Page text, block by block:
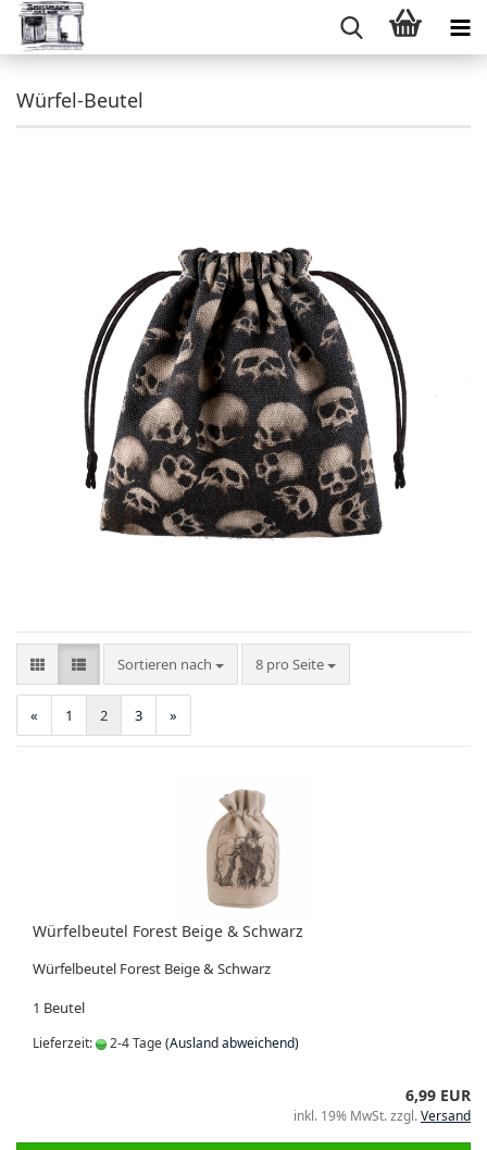
Würfel-Beutel
Sortieren nach
Sortieren nach 8 pro Seite
pro Seite
« 1 2 3 »
Würfelbeutel Forest Beige & Schwarz
Würfelbeutel Forest Beige & Schwarz
1 Beutel
Lieferzeit: 2-4 Tage(Ausland abweichend)
6,99 EUR
inkl. 19% MwSt. zzgl.Versand